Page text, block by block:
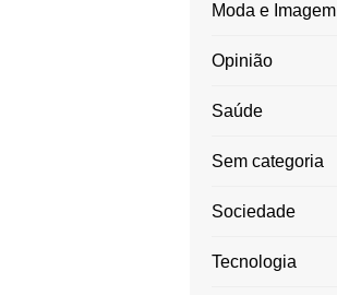
Moda e Imagem
Opinião
Saúde
Sem categoria
Sociedade
Tecnologia